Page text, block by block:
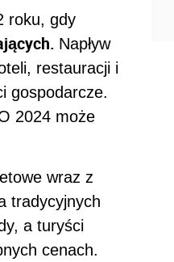
roku, gdy
Napływ
restauracji i
gospodarcze.
2024 może
wraz z
tradycyjnych
a turyści
cenach.